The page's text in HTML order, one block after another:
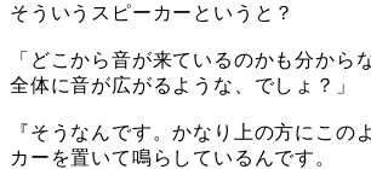
そういうスピーカーというと？
「どこから音が来ているのかも分から
全体に音が広がるような、でしょ？」
『そうなんです。かなり上の方にこの
カーを置いて鳴らしているんです。